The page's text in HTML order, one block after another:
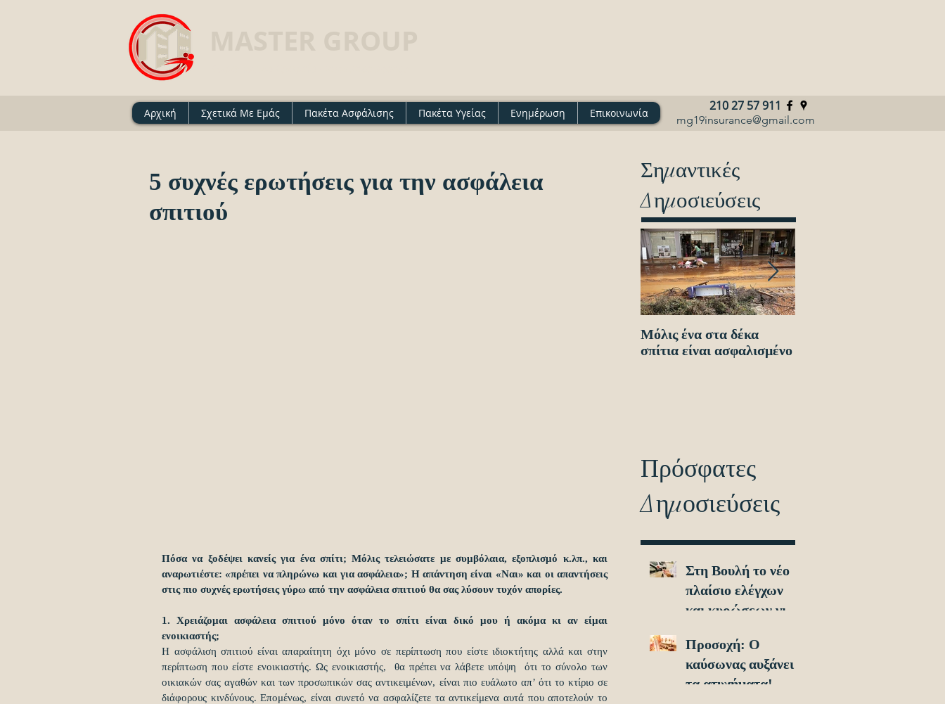
mg19insurance@gmail.com
210 27 57 911
Αρχική Σχετικά Με Εμάς Πακέτα Ασφάλισης Πακέτα Υγείας Ενημέρωση Επικοινωνία
5 συχνές ερωτήσεις για την ασφάλεια
σπιτιού
Πόσα να ξοδέψει κανείς για ένα σπίτι; Μόλις τελειώσατε με συμβόλαια, εξοπλισμό κ.λπ., και
αναρωτιέστε: «πρέπει να πληρώνω και για ασφάλεια»; Η απάντηση είναι «Ναι» και οι απαντήσεις
στις πιο συχνές ερωτήσεις γύρω από την ασφάλεια σπιτιού θα σας λύσουν τυχόν απορίες.
1. Χρειάζομαι ασφάλεια σπιτιού μόνο όταν το σπίτι είναι δικό μου ή ακόμα κι αν είμαι
ενοικιαστής;
Η ασφάλιση σπιτιού είναι απαραίτητη όχι μόνο σε περίπτωση που είστε ιδιοκτήτης αλλά και στην
περίπτωση που είστε ενοικιαστής. Ως ενοικιαστής,  θα πρέπει να λάβετε υπόψη  ότι το σύνολο των
οικιακών σας αγαθών και των προσωπικών σας αντικειμένων, είναι πιο ευάλωτο απ’ ότι το κτίριο σε
διάφορους κινδύνους. Επομένως, είναι συνετό να ασφαλίζετε τα αντικείμενα αυτά που αποτελούν το
Σημαντικές
Δημοσιεύσεις
Μόλις ένα στα δέκα
σπίτια είναι ασφαλισμένο
Πρόσφατες
Δημοσιεύσεις
Στη Βουλή το νέο
πλαίσιο ελέγχων
και κυρώσεων για
οχήματα!
Προσοχή: O
καύσωνας αυξάνει
τα ατυχήματα!